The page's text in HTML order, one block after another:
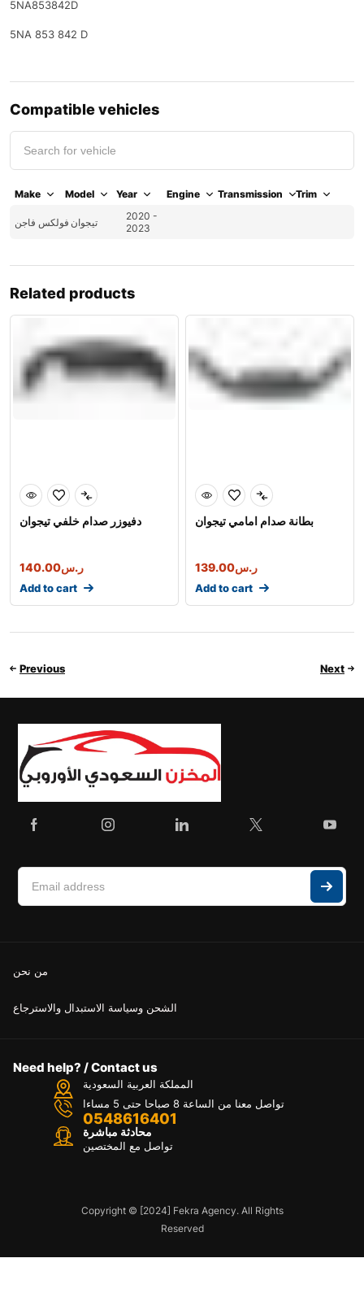
5NA853842D
5NA 853 842 D
Compatible vehicles
Make Model Year Engine Transmission Trim
فولكس فاجن تيجوان
2020 -
2023
Related products
دفيوزر صدام خلفي تيجوان
ر.س140.00
Add to cart
بطانة صدام امامي تيجوان
ر.س139.00
Add to cart
Previous Next
من نحن
الشحن وسياسة الاستبدال والاسترجاع
Need help? / Contact us
المملكة العربية السعودية
تواصل معنا من الساعة 8 صباحا حتى 5 مساءا
0548616401
محادثة مباشرة
تواصل مع المختصين
Copyright © [2024] Fekra Agency. All Rights
Reserved